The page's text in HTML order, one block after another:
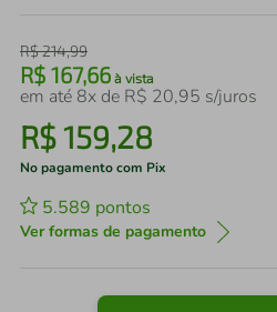
R$214,99
R$ 167,66 à vista
em até 8x de R$ 20,95 s/juros
R$159,28
No pagamento com Pix
5.589 pontos
Ver formas de pagamento